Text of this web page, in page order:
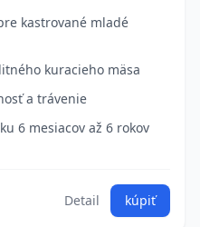
kastrované mladé
kuracieho mäsa
a trávenie
6 mesiacov až 6 rokov
Detail kúpiť